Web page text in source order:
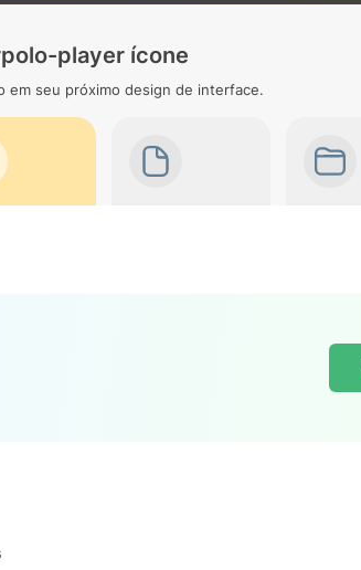
player ícone
em seu próximo design de interface.